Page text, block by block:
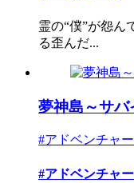
霊の“僕”が怨ん
る歪んだ...
夢神島～サバ
#アドベンチャ
#アドベンチャ